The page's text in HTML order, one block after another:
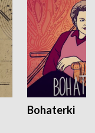
Bohaterki